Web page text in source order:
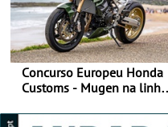
Concurso Europeu Honda
Customs - Mugen na linha
ganhar